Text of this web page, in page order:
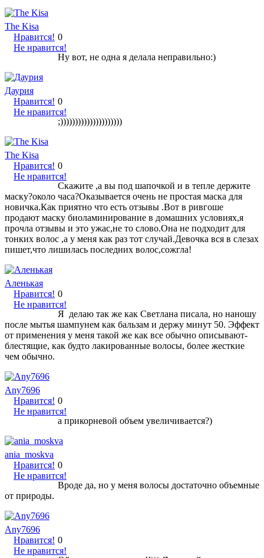
The Kisa
Нравится!
Не нравится!
0
Ну вот, не одна я делала неправильно:)
Даурия
Нравится!
Не нравится!
0
;)))))))))))))))))))))
The Kisa
Нравится!
Не нравится!
0
Скажите ,а вы под шапочкой и в тепле держите
маску?около часа?Оказывается очень не простая маска для
новичка.Как приятно что есть отзывы .Вот в ривгоше
продают маску биоламинирование в домашних условиях,я
прочла отзывы и это ужас,не то слово.Она не подходит для
тонких волос ,а у меня как раз тот случай.Девочка вся в слезах
пишет,что лишилась последних волос,сожгла!
Аленькая
Нравится!
Не нравится!
0
Я делаю так же как Светлана писала, но наношу
после мытья шампунем как бальзам и держу минут 50. Эффект
от применения у меня такой же как все обычно описывают-
блестящие, как будто лакированные волосы, более жесткие
чем обычно.
Any7696
Нравится!
Не нравится!
0
а прикорневой объем увеличивается?)
ania_moskva
Нравится!
Не нравится!
0
Вроде да, но у меня волосы достаточно объемные
от природы.
Any7696
Нравится!
Не нравится!
0